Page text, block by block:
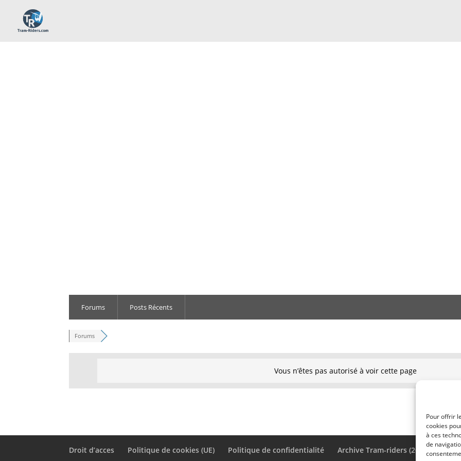
Pour offrir
cookies
à ces
de
Forums Posts Récents
Forums
Vous n’êtes pas autorisé à voir cette page
Droit d’acces Politique de cookies (UE) Politique de confidentialité Archive Tram-riders (2010-2021)